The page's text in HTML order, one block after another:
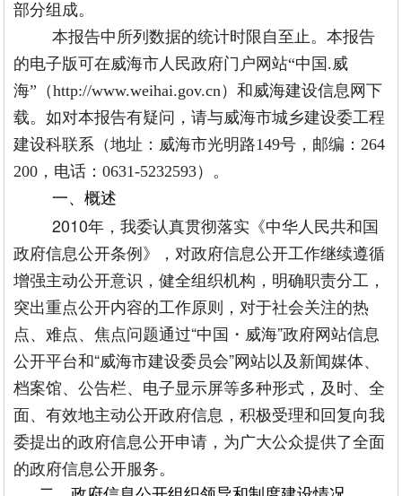
部分组成。
本报告中所列数据的统计时限自 至止。本报告
的电子版可在威海市人民政府门户网站“中国.威
海”（http://www.weihai.gov.cn）和威海建设信息网下
载。如对本报告有疑问，请与威海市城乡建设委工程
建设科联系（地址：威海市光明路149号，邮编：264
200，电话：0631-5232593）。
一、概述
2010年，我委认真贯彻落实《中华人民共和国
政府信息公开条例》，对政府信息公开工作继续遵循
增强主动公开意识，健全组织机构，明确职责分工，
突出重点公开内容的工作原则，对于社会关注的热
点、难点、焦点问题通过“中国・威海”政府网站信息
公开平台和“威海市建设委员会”网站以及新闻媒体、
档案馆、公告栏、电子显示屏等多种形式，及时、全
面、有效地主动公开政府信息，积极受理和回复向我
委提出的政府信息公开申请，为广大公众提供了全面
的政府信息公开服务。